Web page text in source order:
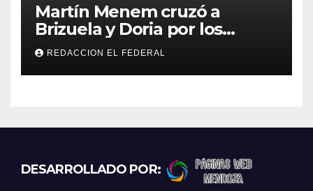
Martín Menem cruzó a
Brizuela y Doria por los
incendios en Guanchín:
“Miente descaradamente”
REDACCION EL FEDERAL
DESARROLLADO POR: